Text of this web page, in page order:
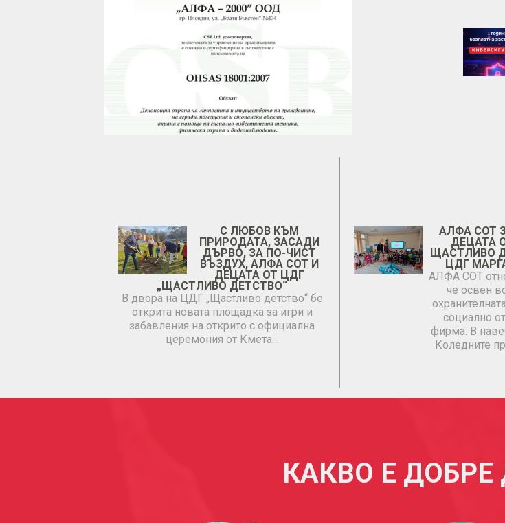
С ЛЮБОВ КЪМ
ПРИРОДАТА, ЗАСАДИ
ДЪРВО, ЗА ПО-ЧИСТ
ВЪЗДУХ, АЛФА СОТ И
ДЕЦАТА ОТ ЦДГ
„ЩАСТЛИВО ДЕТСТВО“
В двора на ЦДГ „Щастливо детство“ бе
открита новата площадка за игри и
забавления на открито с официална
церемония от Кмета…
АЛФА СОТ
ДЕЦАТА
ЩАСТЛИВО
ЦДГ
АЛФА СОТ
че освен
социално
фирма. В
Коледните
КАКВО Е